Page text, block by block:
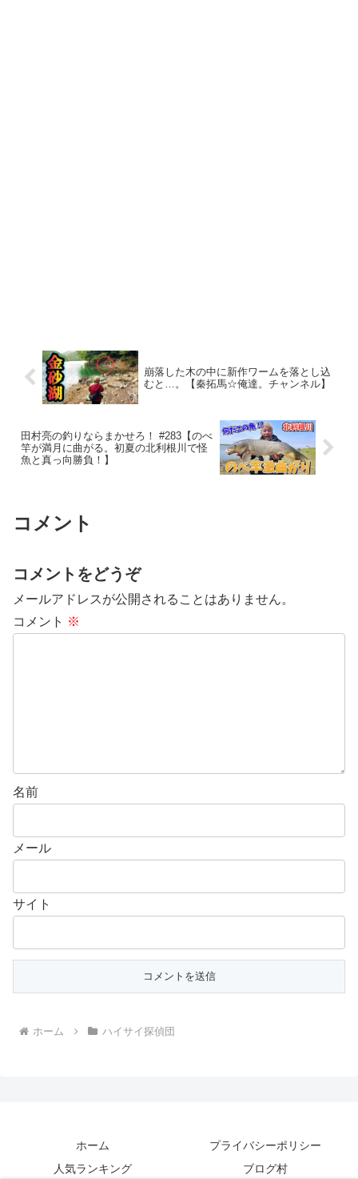
崩落した木の中に新作ワームを落とし込
むと…。【秦拓馬☆俺達。チャンネル】
田村亮の釣りならまかせろ！ #283【のべ
竿が満月に曲がる。初夏の北利根川で怪
魚と真っ向勝負！】
コメント
コメントをどうぞ
メールアドレスが公開されることはありません。
コメント ※
名前
メール
サイト
ホーム ハイサイ探偵団
ホーム
プライバシーポリシー
人気ランキング
ブログ村